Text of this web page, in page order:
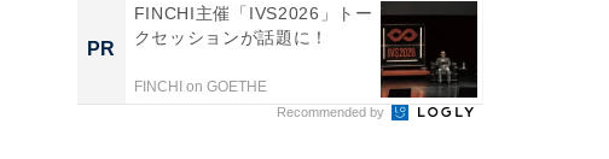
PR
FINCHI主催「IVS2026」トー
クセッションが話題に！
FINCHI on GOETHE
Recommended by